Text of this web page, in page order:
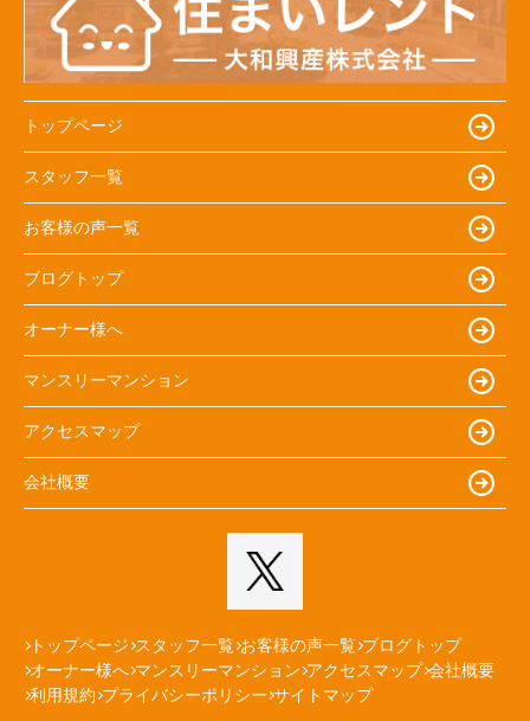
トップページ
スタッフ一覧
お客様の声一覧
ブログトップ
オーナー様へ
マンスリーマンション
アクセスマップ
会社概要
トップページ スタッフ一覧 お客様の声一覧 ブログトップ
オーナー様へ マンスリーマンション アクセスマップ 会社概要
利用規約 プライバシーポリシー サイトマップ